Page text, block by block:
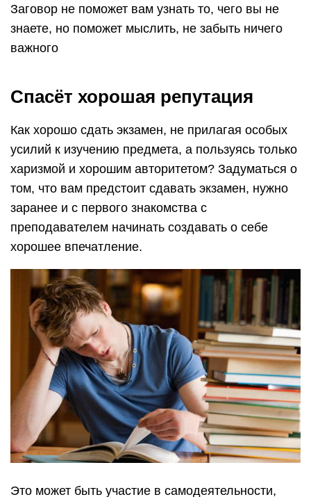
Заговор не поможет вам узнать то, чего вы не
знаете, но поможет мыслить, не забыть ничего
важного
Спасёт хорошая репутация
Как хорошо сдать экзамен, не прилагая особых
усилий к изучению предмета, а пользуясь только
харизмой и хорошим авторитетом? Задуматься о
том, что вам предстоит сдавать экзамен, нужно
заранее и с первого знакомства с
преподавателем начинать создавать о себе
хорошее впечатление.
Это может быть участие в самодеятельности,